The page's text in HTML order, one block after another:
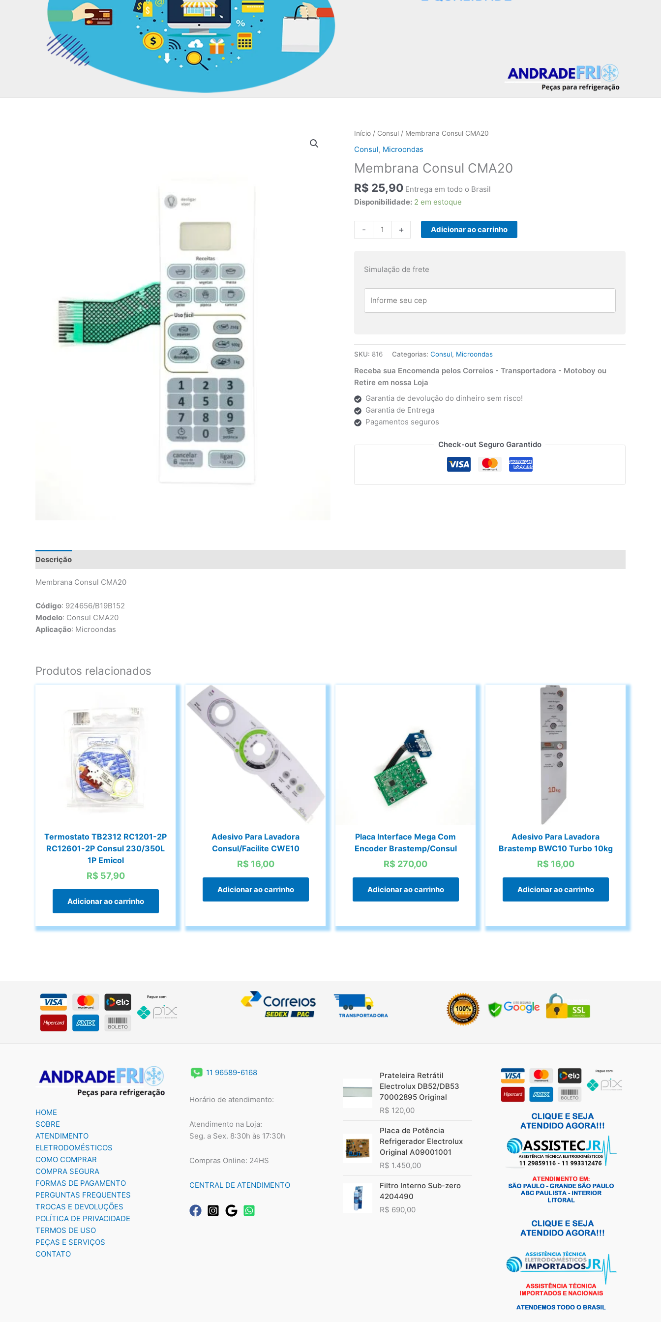
Início / Consul / Membrana Consul CMA20
Consul, Microondas
Membrana Consul CMA20
R$ 25,90 Entrega em todo o Brasil
Disponibilidade: 2 em estoque
-
Membrana
Consul
+ Adicionar ao carrinho
Simulação de frete
SKU: 816 Categorias: Consul, Microondas
Receba sua Encomenda pelos Correios - Transportadora - Motoboy ou
Retire em nossa Loja
Garantia de devolução do dinheiro sem risco!
Garantia de Entrega
Pagamentos seguros
Check-out Seguro Garantido
Descrição
Membrana Consul CMA20
Código: 924656/B19B152
Modelo: Consul CMA20
Aplicação: Microondas
Produtos relacionados
Termostato TB2312 RC1201-2P
RC12601-2P Consul 230/350L
1P Emicol
R$ 57,90
Adicionar ao carrinho
Adesivo Para Lavadora
Consul/Facilite CWE10
R$ 16,00
Adicionar ao carrinho
Placa Interface Mega Com
Encoder Brastemp/Consul
R$ 270,00
Adicionar ao carrinho
Adesivo Para Lavadora
Brastemp BWC10 Turbo 10kg
R$ 16,00
Adicionar ao carrinho
HOME
SOBRE
ATENDIMENTO
ELETRODOMÉSTICOS
COMO COMPRAR
COMPRA SEGURA
FORMAS DE PAGAMENTO
PERGUNTAS FREQUENTES
TROCAS E DEVOLUÇÕES
POLÍTICA DE PRIVACIDADE
TERMOS DE USO
PEÇAS E SERVIÇOS
CONTATO
11 96589-6168
Horário de atendimento:
Atendimento na Loja:
Seg. a Sex. 8:30h às 17:30h
Compras Online: 24HS
CENTRAL DE ATENDIMENTO
Prateleira Retrátil
Electrolux DB52/DB53
70002895 Original
R$ 120,00
Placa de Potência
Refrigerador Electrolux
Original A09001001
R$ 1.450,00
Filtro Interno Sub-zero
4204490
R$ 690,00